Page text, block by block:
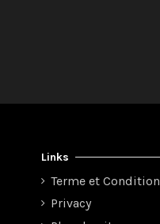
Links
Terme et Condition
Privacy